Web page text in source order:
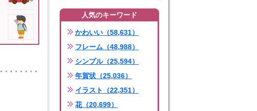
人気のキーワード
かわいい（58,631）
フレーム（48,988）
シンプル（25,594）
年賀状（25,036）
イラスト（22,351）
花（20,699）